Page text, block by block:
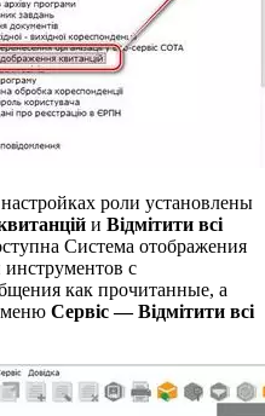
роли установлены
и Відмітити всі
Система отображения
с
как прочитанные, а
меню Сервіс — Відмітити всі